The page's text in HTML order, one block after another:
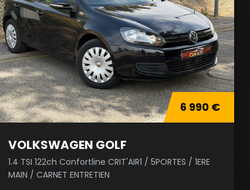
6 990 €
VOLKSWAGEN GOLF
1.4 TSI 122ch Confortline CRIT'AIR1 / 5PORTES / 1ERE
MAIN / CARNET ENTRETIEN